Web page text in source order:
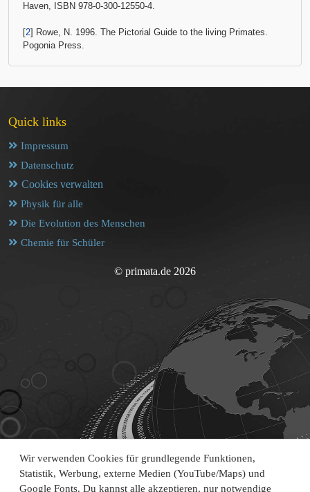
Wir verwenden Cookies für grundlegende Funktionen,
Statistik, Werbung, externe Medien (YouTube/Maps) und
Google Fonts. Du kannst alle akzeptieren, nur notwendige
Haven, ISBN 978-0-300-12550-4.
[2] Rowe, N. 1996. The Pictorial Guide to the living Primates.
Pogonia Press.
Quick links
Impressum
Datenschutz
Cookies verwalten
Physik für alle
Die Evolution des Menschen
Chemie für Schüler
© primata.de 2026